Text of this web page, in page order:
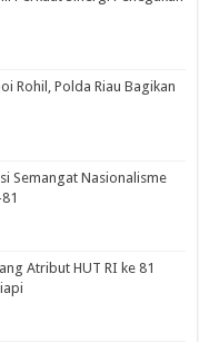
Rohil, Polda Riau Bagikan
Semangat Nasionalisme
Atribut HUT RI ke 81